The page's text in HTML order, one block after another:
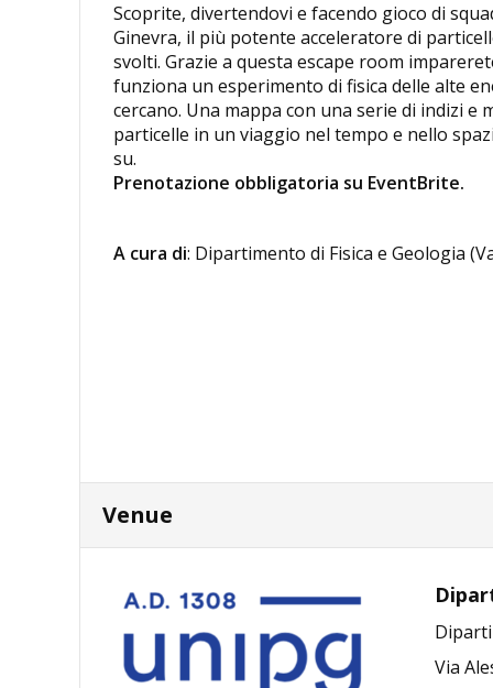
Scoprite, divertendovi e facendo gioco di
Ginevra, il più potente acceleratore di
svolti. Grazie a questa escape room
funziona un esperimento di fisica delle alte
cercano. Una mappa con una serie di indizi
particelle in un viaggio nel tempo e nello
su.
Prenotazione obbligatoria su EventBrite.
A cura di: Dipartimento di Fisica e Geologia
Venue
Via